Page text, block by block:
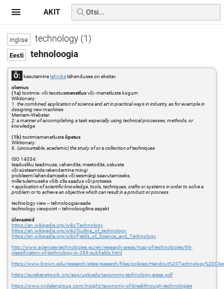
technology (1)
tehnoloogia
Õ: kasutaminetehnikatähenduses on eksitav
olemus
(1a) tootmis- või teostusmenetlusvõi -menetluste kogum
Wiktionary:
1. the combined application of science and art in practical ways in industry, as for example in
designing new machines
Merriam-Webster:
2: a manner of accomplishing a task especially using technical processes, methods, or
knowledge
(1b) tootmismenetlusteõpetus
Wiktionary:
6. (uncountable, academic) the study of or a collection of techniques
ISO 14034:
teadusliku teadmuse, vahendite, meetodite, oskuste
või süsteemide rakendamine mingi
probleemi lahendamiseks või eesmärgi saavutamiseks,
mille tulemuseks võib olla saadus või protsess
=application of scientific knowledge, tools, techniques, crafts or systems in order to solve a
problem or to achieve an objective which can result in a product or process
technology view-- tehnoloogiavaade
technology viewpoint-- tehnoloogiline aspekt
ülevaateid
https://en.wikipedia.org/wiki/Technology
https://en.wikipedia.org/wiki/Outline_of_technology
https://en.wikipedia.org/wiki/Fields_of_Science_and_Technology
http://www.sciences-technologies.eu/en/research-areas/map-of-technologies/66-
classification-of-technology-in-389-subfields.html
https://www.brown.edu/research/sites/research/files/policies/
https://eurekanetwork.org/app/uploads/taxonomy-technology-areas.pdf
https://www.nydalengroup.com/insight/taxonomy-of-breakthrough-technologies
AKIT